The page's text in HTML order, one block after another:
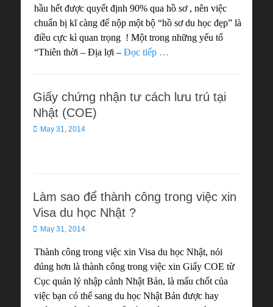
hầu hết được quyết định 90% qua hồ sơ , nên việc
chuẩn bị kĩ càng để nộp một bộ “hồ sơ du học đẹp” là
điều cực kì quan trọng ! Một trong những yếu tố
“Thiên thời – Địa lợi – Đọc tiếp …
Giấy chứng nhận tư cách lưu trú tại
Nhật (COE)
Posted
May 31, 2014
Làm sao để thành công trong việc xin
Visa du học Nhật ?
Posted
May 31, 2014
Thành công trong việc xin Visa du học Nhật, nói
đúng hơn là thành công trong việc xin Giấy COE từ
Cục quản lý nhập cảnh Nhật Bản, là mấu chốt của
việc bạn có thể sang du học Nhật Bản được hay